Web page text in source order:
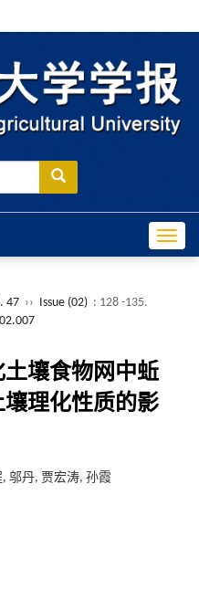
47 ›› Issue (02) : 128 -135.
壤食物网中蚯
理化性质的影
邬丹, 贾宏涛, 孙霞